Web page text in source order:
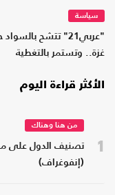
سياسة
"عربي21" تتشح
غزة.. وتستمر بالتغطية
الأكثر قراءة اليوم
1
من هنا وهناك
(إنفوغراف)